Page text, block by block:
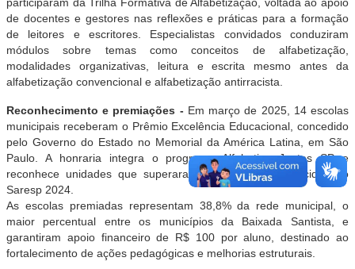
de docentes e gestores nas reflexões e práticas para a formação
de leitores e escritores. Especialistas convidados conduziram
módulos sobre temas como conceitos de alfabetização,
modalidades organizativas, leitura e escrita mesmo antes da
alfabetização convencional e alfabetização antirracista.
Reconhecimento e premiações - Em março de 2025, 14 escolas
municipais receberam o Prêmio Excelência Educacional, concedido
pelo Governo do Estado no Memorial da América Latina, em São
Paulo. A honraria integra o programa Alfabetiza Juntos SP e
reconhece unidades que superaram as metas estabelecidas no
Saresp 2024.
As escolas premiadas representam 38,8% da rede municipal, o
maior percentual entre os municípios da Baixada Santista, e
garantiram apoio financeiro de R$ 100 por aluno, destinado ao
fortalecimento de ações pedagógicas e melhorias estruturais.